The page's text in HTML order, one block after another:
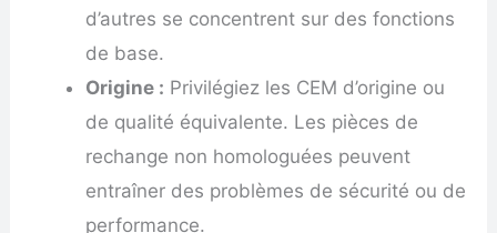
d’autres se concentrent sur des fonctions
de base.
Origine : Privilégiez les CEM d’origine ou
de qualité équivalente. Les pièces de
rechange non homologuées peuvent
entraîner des problèmes de sécurité ou de
performance.